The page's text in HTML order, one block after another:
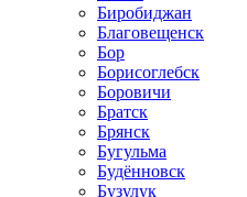
Биробиджан
Благовещенск
Бор
Борисоглебск
Боровичи
Братск
Брянск
Бугульма
Будённовск
Бузулук